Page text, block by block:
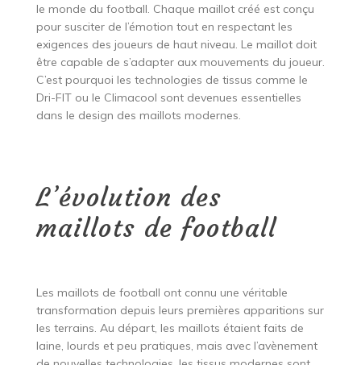
le monde du football. Chaque maillot créé est conçu
pour susciter de l’émotion tout en respectant les
exigences des joueurs de haut niveau. Le maillot doit
être capable de s’adapter aux mouvements du joueur.
C’est pourquoi les technologies de tissus comme le
Dri-FIT ou le Climacool sont devenues essentielles
dans le design des maillots modernes.
L’évolution des
maillots de football
Les maillots de football ont connu une véritable
transformation depuis leurs premières apparitions sur
les terrains. Au départ, les maillots étaient faits de
laine, lourds et peu pratiques, mais avec l’avènement